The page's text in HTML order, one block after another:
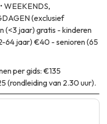
WEEKENDS,
(exclusief
(<3 jaar) gratis - kinderen
64 jaar) €40 - senioren (65
per gids: €135
(rondleiding van 2.30 uur).